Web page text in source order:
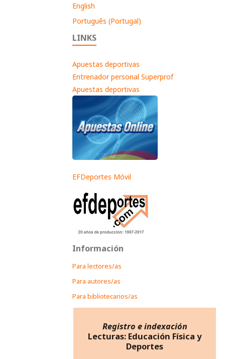
English
Português (Portugal)
LINKS
Apuestas deportivas
Entrenador personal Superprof
Apuestas deportivas
EFDeportes Móvil
Información
Para lectores/as
Para autores/as
Para bibliotecarios/as
Registro e indexación
Lecturas: Educación Física y
Deportes